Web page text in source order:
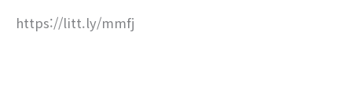
https://litt.ly/mmfj